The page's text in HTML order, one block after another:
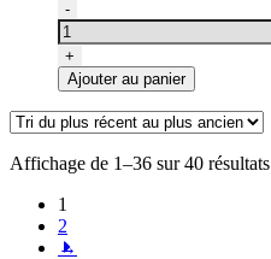
blaster
10
pieds
quantité
de
Tuyau
à
séchoir
Metro
AFTD
pour
modèle
Commander
-
+
Ajouter au panier
Affichage de 1–36 sur 40 résultats
1
2
→